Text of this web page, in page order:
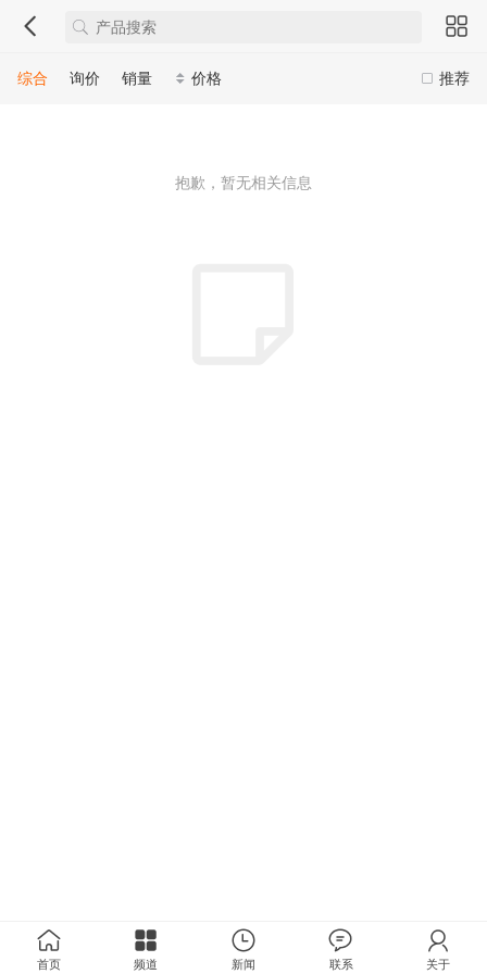
推荐
综合 询价 销量 价格
抱歉，暂无相关信息
首页 频道 新闻 联系 关于